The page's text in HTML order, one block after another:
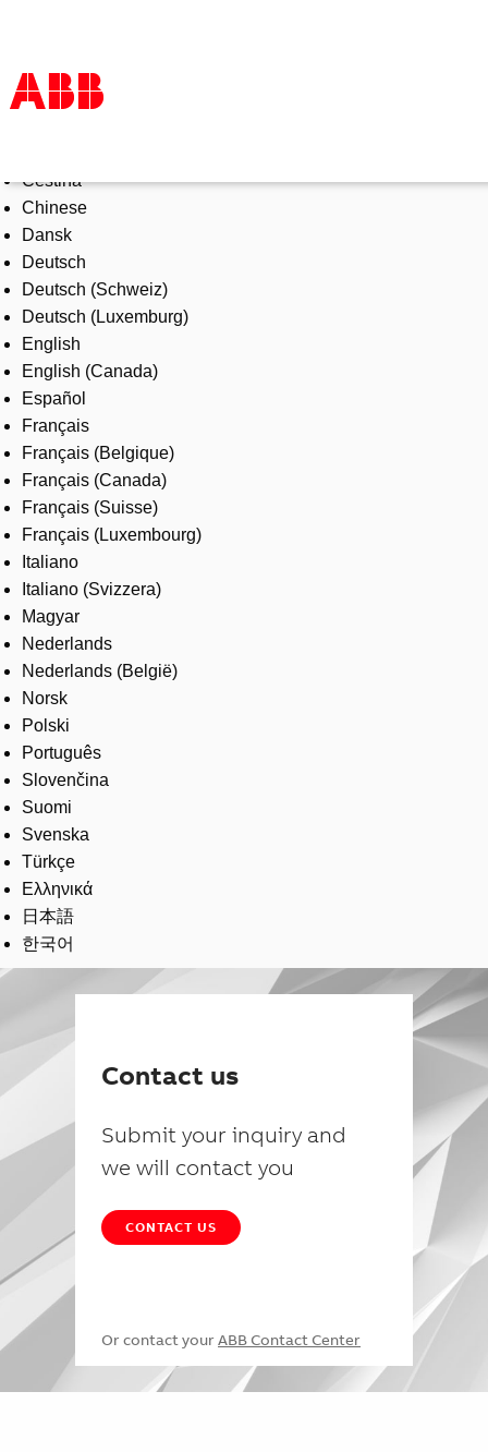
Products & Solutions
Industries
Services
About us
Where to buy
Contact us
Careers
Čeština
Chinese
Dansk
Deutsch
Deutsch (Schweiz)
Deutsch (Luxemburg)
English
English (Canada)
Español
Français
Français (Belgique)
Français (Canada)
Français (Suisse)
Français (Luxembourg)
Italiano
Italiano (Svizzera)
Magyar
Nederlands
Nederlands (België)
Norsk
Polski
Português
Slovenčina
Suomi
Svenska
Türkçe
Ελληνικά
日本語
한국어
Contact us
Submit your inquiry and
we will contact you
CONTACT US
Or contact your ABB Contact Center